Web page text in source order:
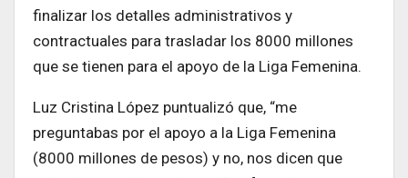
finalizar los detalles administrativos y
contractuales para trasladar los 8000 millones
que se tienen para el apoyo de la Liga Femenina.
Luz Cristina López puntualizó que, “me
preguntabas por el apoyo a la Liga Femenina
(8000 millones de pesos) y no, nos dicen que